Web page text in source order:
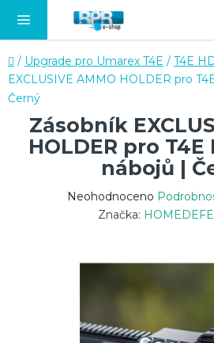
Domů
/ Upgrade pro Umarex T4E / T4E
EXCLUSIVE AMMO HOLDER pro
Černý
Zásobník
HOLDER pro T4E
nábojů |
Průměrné
hodnocení
0,0
hvězdiček.
Neohodnoceno
Značka: